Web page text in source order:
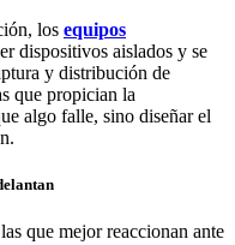
los equipos
dispositivos aislados y se
y distribución de
que propician la
algo falle, sino diseñar el
que mejor reaccionan ante